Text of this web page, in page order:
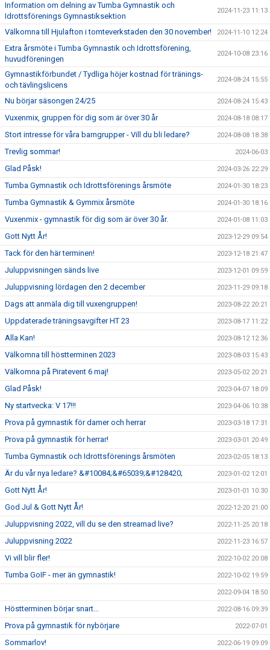
Information om delning av Tumba Gymnastik och
Idrottsförenings Gymnastiksektion
2024-11-23 11:13
Välkomna till Hjulafton i tomteverkstaden den 30 november! 2024-11-10 12:24
Extra årsmöte i Tumba Gymnastik och Idrottsförening,
huvudföreningen
2024-10-08 23:16
Gymnastikförbundet / Tydliga höjer kostnad för tränings-
och tävlingslicens
2024-08-24 15:55
Nu börjar säsongen 24/25 2024-08-24 15:43
Vuxenmix, gruppen för dig som är över 30 år 2024-08-18 08:17
Stort intresse för våra barngrupper - Vill du bli ledare? 2024-08-08 18:38
Trevlig sommar! 2024-06-03
Glad Påsk! 2024-03-26 22:29
Tumba Gymnastik och Idrottsförenings årsmöte 2024-01-30 18:23
Tumba Gymnastik & Gymmix årsmöte 2024-01-30 18:16
Vuxenmix - gymnastik för dig som är över 30 år. 2024-01-08 11:03
Gott Nytt År! 2023-12-29 09:54
Tack för den här terminen! 2023-12-18 21:47
Juluppvisningen sänds live 2023-12-01 09:59
Juluppvisning lördagen den 2 december 2023-11-29 09:18
Dags att anmäla dig till vuxengruppen! 2023-08-22 20:21
Uppdaterade träningsavgifter HT 23 2023-08-17 11:22
Alla Kan! 2023-08-12 12:36
Välkomna till höstterminen 2023 2023-08-03 15:43
Välkomna på Piratevent 6 maj! 2023-05-02 20:21
Glad Påsk! 2023-04-07 18:09
Ny startvecka: V 17!!! 2023-04-06 10:38
Prova på gymnastik för damer och herrar 2023-03-18 17:31
Prova på gymnastik för herrar! 2023-03-01 20:49
Tumba Gymnastik och Idrottsförenings årsmöten 2023-02-05 18:13
Är du vår nya ledare? &#10084;&#65039;&#128420; 2023-01-02 12:01
Gott Nytt År! 2023-01-01 10:30
God Jul & Gott Nytt År! 2022-12-20 21:00
Juluppvisning 2022, vill du se den streamad live? 2022-11-25 20:18
Juluppvisning 2022 2022-11-23 16:57
Vi vill blir fler! 2022-10-02 20:08
Tumba GoIF - mer än gymnastik! 2022-10-02 19:59
2022-09-04 18:50
Höstterminen börjar snart... 2022-08-16 09:39
Prova på gymnastik för nybörjare 2022-07-01
Sommarlov! 2022-06-19 09:09